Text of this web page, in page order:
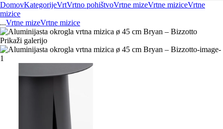
DomovKategorijeVrtVrtno pohištvoVrtne mizeVrtne miziceVrtne
mizice
...Vrtne mizeVrtne mizice
Prikaži galerijo